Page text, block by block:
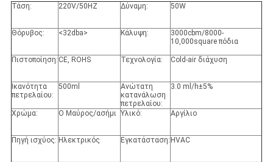
Τάση: 220V/50HZ Δύναμη: 50W
Θόρυβος: <32dba> Κάλυψη:
3000cbm/8000-
10,000square πόδια
Πιστοποίηση: CE, ROHS Τεχνολογία: Cold-air διάχυση
Ικανότητα
πετρελαίου:
500ml
Ανώτατη
κατανάλωση
πετρελαίου:
3.0 ml/h±5%
Χρώμα: Ο Μαύρος/ασήμι Υλικό: Αργίλιο
Πηγή ισχύος: Ηλεκτρικός Εγκατάσταση: HVAC